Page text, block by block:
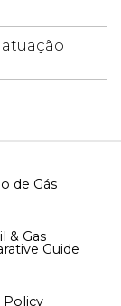
de Gás
& Gas
Guide
Policy